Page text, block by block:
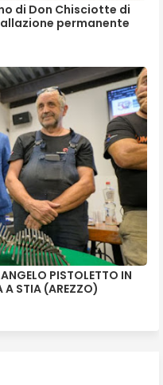
di Don Chisciotte di
permanente
PISTOLETTO IN
A STIA (AREZZO)